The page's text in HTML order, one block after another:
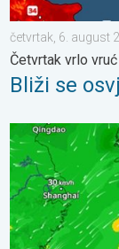
četvrtak, 6. august
Četvrtak vrlo vruć
Bliži se
Japan se